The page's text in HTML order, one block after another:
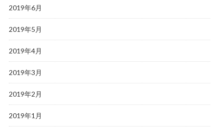
2019年6月
2019年5月
2019年4月
2019年3月
2019年2月
2019年1月